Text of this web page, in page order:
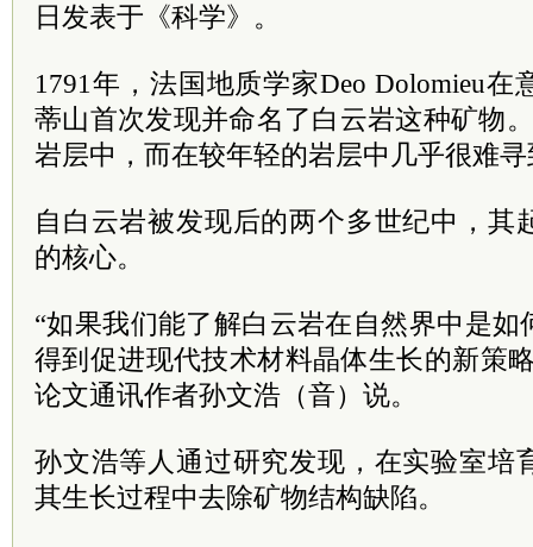
日发表于《科学》。
1791年，法国地质学家Deo Dolomieu
蒂山首次发现并命名了白云岩这种矿物
岩层中，而在较年轻的岩层中几乎很难
自白云岩被发现后的两个多世纪中，其
的核心。
“如果我们能了解白云岩在自然界中是
得到促进现代技术材料晶体生长的新策
论文通讯作者孙文浩（音）说。
孙文浩等人通过研究发现，在实验室培
其生长过程中去除矿物结构缺陷。